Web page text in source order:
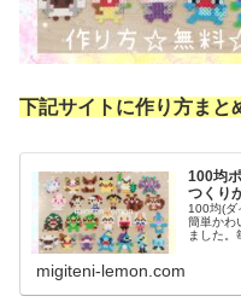
下記サイトに作り方まと
100均
つくり
100均(ダ
簡単かわ
ました。
migiteni-lemon.com